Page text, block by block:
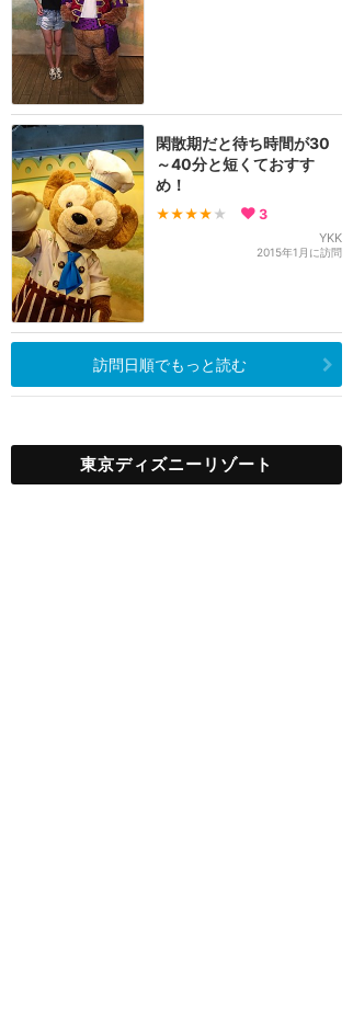
閑散期だと待ち時間が30
～40分と短くておすす
め！
★★★★ ★ 3
YKK
2015年1月に訪問
訪問日順でもっと読む
東京ディズニーリゾート